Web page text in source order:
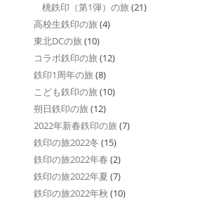
桃鉄印（第1弾）の旅 (21)
高校生鉄印の旅 (4)
東北DCの旅 (10)
コラボ鉄印の旅 (12)
鉄印1周年の旅 (8)
こども鉄印の旅 (10)
朔日鉄印の旅 (12)
2022年新春鉄印の旅 (7)
鉄印の旅2022冬 (15)
鉄印の旅2022年春 (2)
鉄印の旅2022年夏 (7)
鉄印の旅2022年秋 (10)